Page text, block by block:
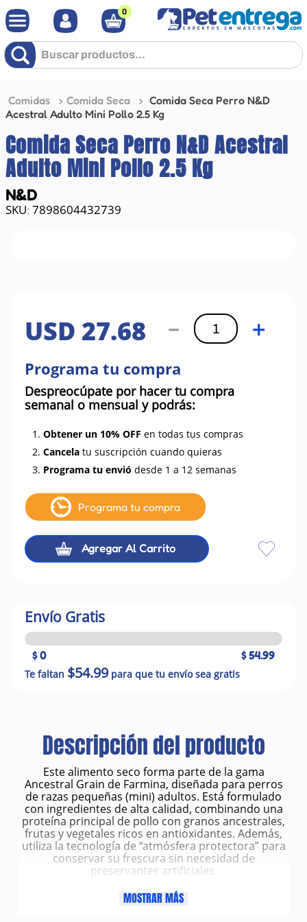
0
Buscar productos...
Comidas Comida Seca
Comida Seca Perro N&D
Acestral Adulto Mini Pollo 2.5 Kg
Comida Seca Perro N&D Acestral
Adulto Mini Pollo 2.5 Kg
N&D
: 7898604432739
USD 27.68 ＋
－
Programa tu compra
Despreocúpate por hacer tu compra
semanal o mensual y podrás:
1. Obtener un 10% OFF en todas tus compras
2. Cancela tu suscripción cuando quieras
3. Programa tu envió desde 1 a 12 semanas
Programa tu compra
Agregar Al Carrito
Envío Gratis
$ 0 $ 54.99
Te faltan $54.99para que tu envío sea gratis
Descripción del producto
Este alimento seco forma parte de la gama
Ancestral Grain de Farmina, diseñada para perros
de razas pequeñas (mini) adultos. Está formulado
con ingredientes de alta calidad, combinando una
proteína principal de pollo con granos ancestrales,
frutas y vegetales ricos en antioxidantes. Además,
utiliza la tecnología de “atmósfera protectora” para
conservar su frescura sin necesidad de
preservantes artificiales.
Proteínas animales:
Pollo deshuesado, Proteína de pollo deshidratada
MOSTRAR MÁS